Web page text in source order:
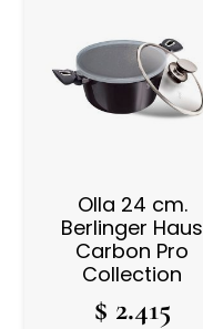
Olla 24 cm.
Berlinger Haus
Carbon Pro
Collection
$ 2.415